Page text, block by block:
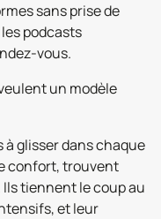
sans prise de
podcasts
vous.
un modèle
glisser dans chaque
confort, trouvent
Ils tiennent le coup au
et leur